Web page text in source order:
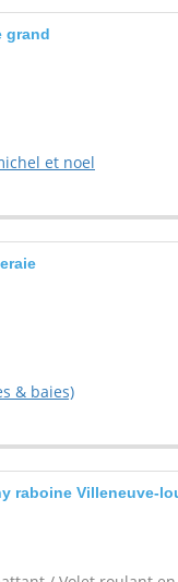
grand
et noel
& baies)
raboine Villeneuve-